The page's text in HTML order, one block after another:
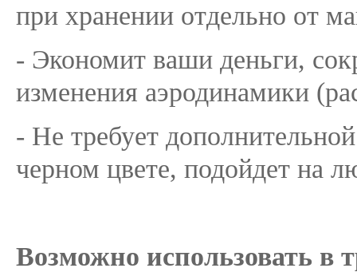
при хранении отдельно от
- Экономит ваши деньги,
изменения аэродинамики
- Не требует
черном цвете, подойдет на
Возможно использовать в